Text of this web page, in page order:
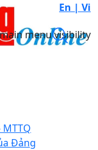
En | Vi
menu visibility
Đảng